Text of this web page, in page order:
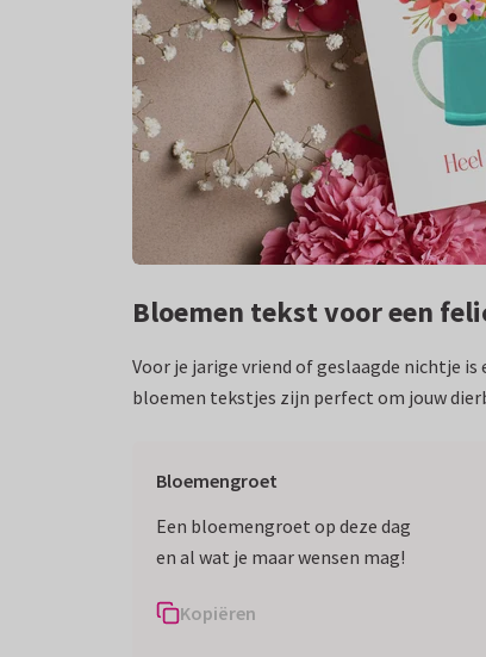
Bloemen tekst voor een
Voor je jarige vriend of geslaagde nichtje
bloemen tekstjes zijn perfect om jouw
Bloemengroet
Een bloemengroet op deze dag
en al wat je maar wensen mag!
Kopiëren